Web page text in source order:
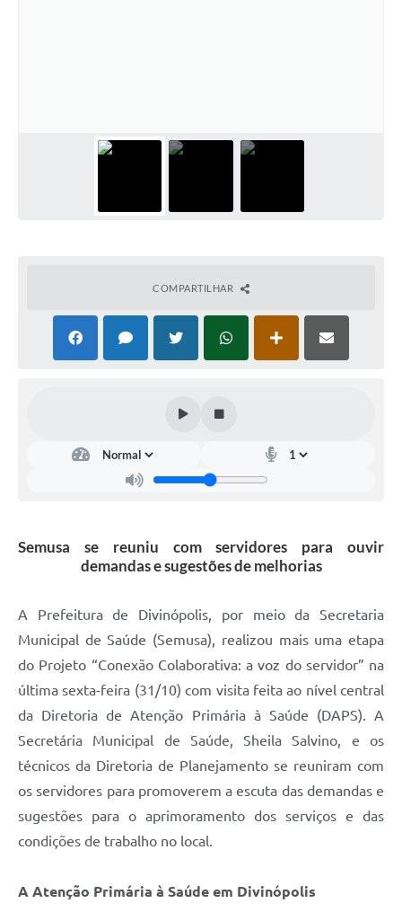
COMPARTILHAR
Semusa se reuniu com servidores para ouvir
demandas e sugestões de melhorias
A Prefeitura de Divinópolis, por meio da Secretaria
Municipal de Saúde (Semusa), realizou mais uma etapa
do Projeto “Conexão Colaborativa: a voz do servidor” na
última sexta-feira (31/10) com visita feita ao nível central
da Diretoria de Atenção Primária à Saúde (DAPS). A
Secretária Municipal de Saúde, Sheila Salvino, e os
técnicos da Diretoria de Planejamento se reuniram com
os servidores para promoverem a escuta das demandas e
sugestões para o aprimoramento dos serviços e das
condições de trabalho no local.
A Atenção Primária à Saúde em Divinópolis